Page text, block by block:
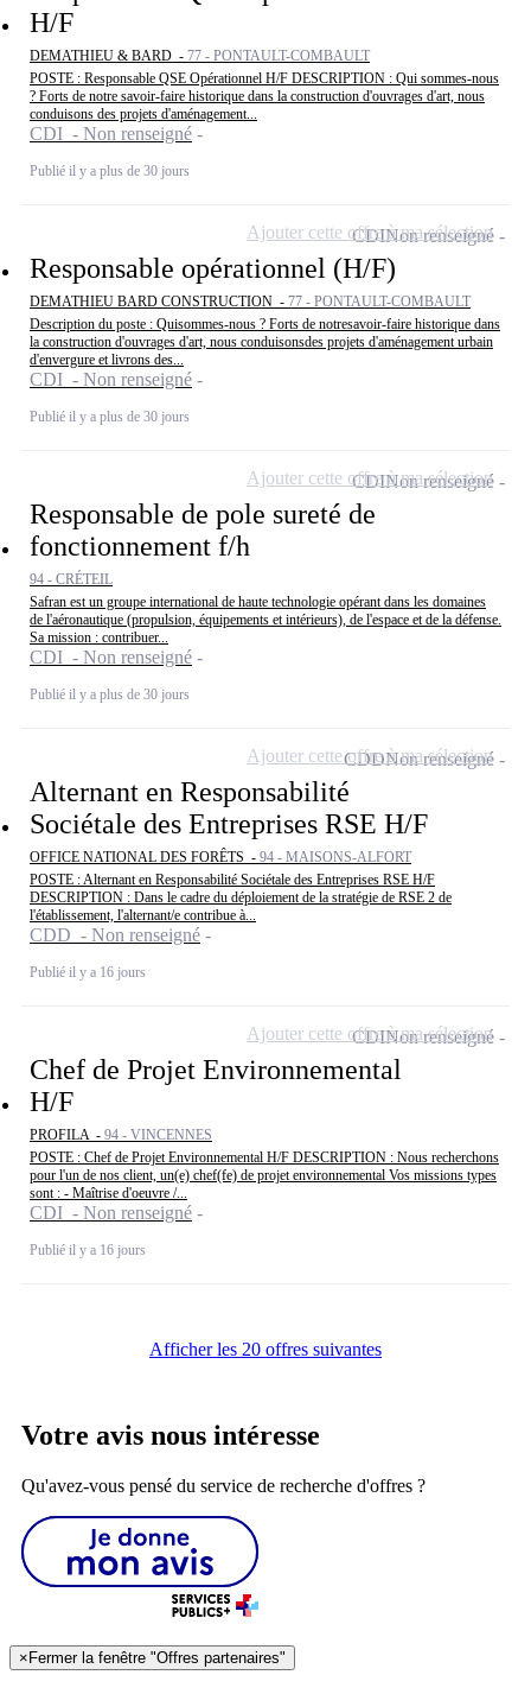
H/F
DEMATHIEU & BARD - 77 - PONTAULT-COMBAULT
POSTE : Responsable QSE Opérationnel H/F DESCRIPTION : Qui sommes-nous
? Forts de notre savoir-faire historique dans la construction d'ouvrages d'art, nous
conduisons des projets d'aménagement...
CDI - Non renseigné
Publié il y a plus de 30 jours
Responsable opérationnel (H/F)
DEMATHIEU BARD CONSTRUCTION - 77 - PONTAULT-COMBAULT
Description du poste : Quisommes-nous ? Forts de notresavoir-faire historique dans
la construction d'ouvrages d'art, nous conduisonsdes projets d'aménagement urbain
d'envergure et livrons des...
CDI - Non renseigné
Publié il y a plus de 30 jours
CDINon renseigné
Ajouter cette offre à ma sélection
Responsable de pole sureté de
fonctionnement f/h
94 - CRÉTEIL
Safran est un groupe international de haute technologie opérant dans les domaines
de l'aéronautique (propulsion, équipements et intérieurs), de l'espace et de la défense.
Sa mission : contribuer...
CDI - Non renseigné
Publié il y a plus de 30 jours
CDINon renseigné
Ajouter cette offre à ma sélection
Alternant en Responsabilité
Sociétale des Entreprises RSE H/F
OFFICE NATIONAL DES FORÊTS - 94 - MAISONS-ALFORT
POSTE : Alternant en Responsabilité Sociétale des Entreprises RSE H/F
DESCRIPTION : Dans le cadre du déploiement de la stratégie de RSE 2 de
l'établissement, l'alternant/e contribue à...
CDD - Non renseigné
Publié il y a 16 jours
CDDNon renseigné
Ajouter cette offre à ma sélection
Chef de Projet Environnemental
H/F
PROFILA - 94 - VINCENNES
POSTE : Chef de Projet Environnemental H/F DESCRIPTION : Nous recherchons
pour l'un de nos client, un(e) chef(fe) de projet environnemental Vos missions types
sont : - Maîtrise d'oeuvre /...
CDI - Non renseigné
Publié il y a 16 jours
CDINon renseigné
Ajouter cette offre à ma sélection
Afficher les 20 offres suivantes
Votre avis nous intéresse
Qu'avez-vous pensé du service de recherche d'offres ?
×Fermer la fenêtre "Offres partenaires"